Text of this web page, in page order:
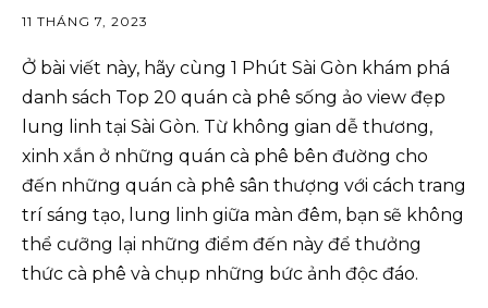
11 THÁNG 7, 2023
Ở bài viết này, hãy cùng 1 Phút Sài Gòn khám phá
danh sách Top 20 quán cà phê sống ảo view đẹp
lung linh tại Sài Gòn. Từ không gian dễ thương,
xinh xắn ở những quán cà phê bên đường cho
đến những quán cà phê sân thượng với cách trang
trí sáng tạo, lung linh giữa màn đêm, bạn sẽ không
thể cưỡng lại những điểm đến này để thưởng
thức cà phê và chụp những bức ảnh độc đáo.